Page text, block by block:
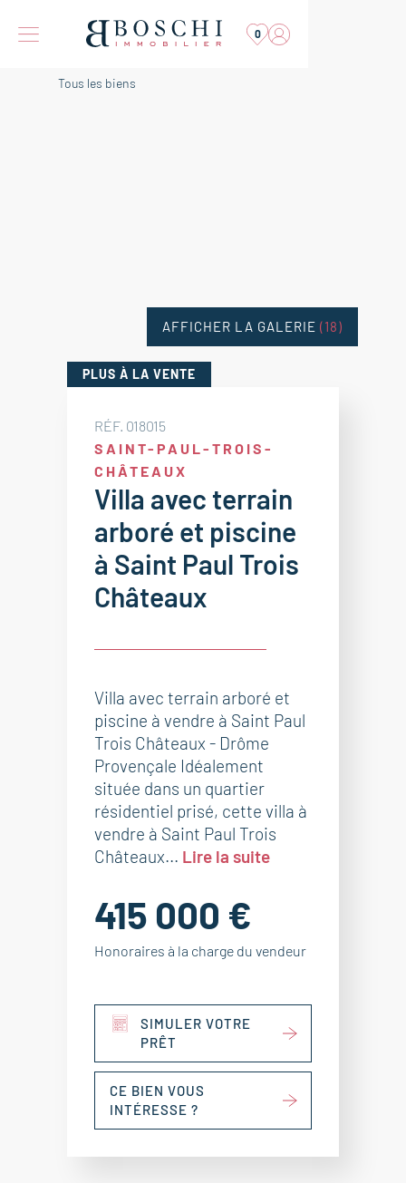
0
Tous les biens
PLUS À LA VENTE
RÉF. 018015
SAINT-PAUL-TROIS-
CHÂTEAUX
Villa avec terrain
arboré et piscine
à Saint Paul Trois
Châteaux
Villa avec terrain arboré et
piscine à vendre à Saint Paul
Trois Châteaux - Drôme
Provençale Idéalement
située dans un quartier
résidentiel prisé, cette villa à
vendre à Saint Paul Trois
Châteaux... Lire la suite
415 000 €
Honoraires à la charge du vendeur
SIMULER VOTRE
PRÊT
CE BIEN VOUS
INTÉRESSE ?
AFFICHER LA GALERIE (18)